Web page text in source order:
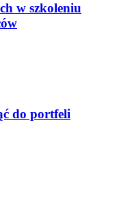
w szkoleniu
do portfeli